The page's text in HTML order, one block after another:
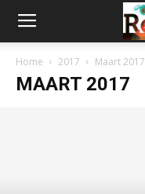
Home 2017 Maart 2017
MAART 2017